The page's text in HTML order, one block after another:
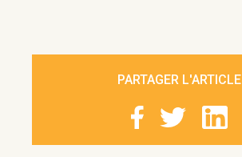
PARTAGER L'ARTICLE